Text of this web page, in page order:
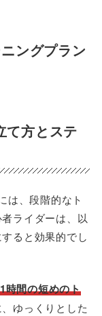
ングプラン
て方とステ
は、段階的なト
ライダーは、以
ると効果的でし
時間の短めのト
ゆっくりとした